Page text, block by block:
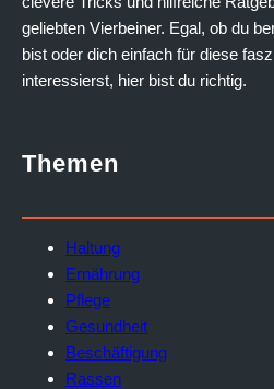
geliebten Vierbeiner. Egal, ob du
bist oder dich einfach für diese
interessierst, hier bist du richtig.
Themen
Haltung
Ernährung
Pflege
Gesundheit
Beschäftigung
Rassen